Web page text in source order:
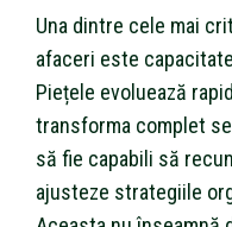
Una dintre cele mai
afaceri este
Piețele evoluează
transforma complet
să fie capabili să
ajusteze strategiile